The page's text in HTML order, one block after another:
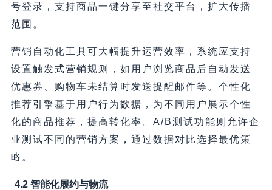
号登录，支持商品一键分享至社交平台，扩大传播
范围。
营销自动化工具可大幅提升运营效率，系统应支持
设置触发式营销规则，如用户浏览商品后自动发送
优惠券、购物车未结算时发送提醒邮件等。个性化
推荐引擎基于用户行为数据，为不同用户展示个性
化的商品推荐，提高转化率。A/B测试功能则允许企
业测试不同的营销方案，通过数据对比选择最优策
略。
4.2 智能化履约与物流